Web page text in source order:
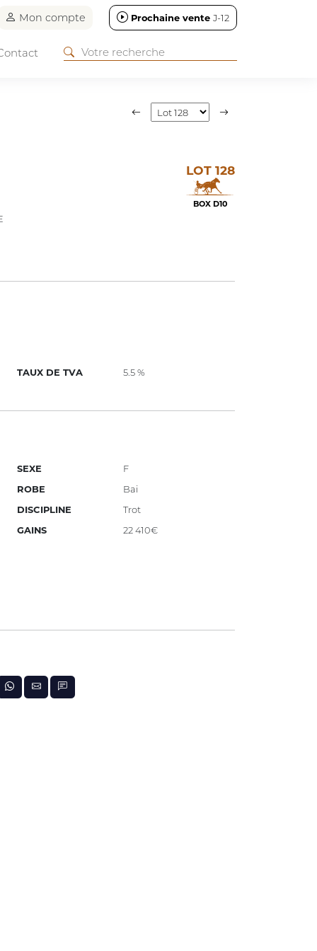
Mon compte Prochaine vente J-12
LOT 128
BOX D10
TAUX DE TVA 5.5 %
SEXE
F
ROBE
Bai
DISCIPLINE
Trot
GAINS
22 410€